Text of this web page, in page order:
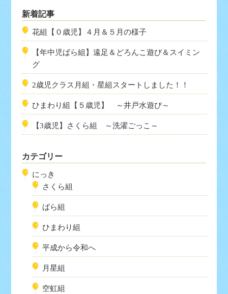
新着記事
花組【０歳児】４月＆５月の様子
【年中児ばら組】遠足＆どろんこ遊び＆スイミン
グ
2歳児クラス月組・星組スタートしました！！
ひまわり組【５歳児】 ～井戸水遊び～
【3歳児】さくら組 ～洗濯ごっこ～
カテゴリー
にっき
さくら組
ばら組
ひまわり組
平成から令和へ
月星組
空虹組